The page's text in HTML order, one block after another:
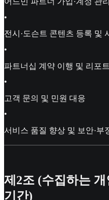
•
전시·도슨트 콘텐츠 등록 및
•
파트너십 계약 이행 및 리포
•
고객 문의 및 민원 대응
•
서비스 품질 향상 및 보안·부
제2조 (수집하는
기간)